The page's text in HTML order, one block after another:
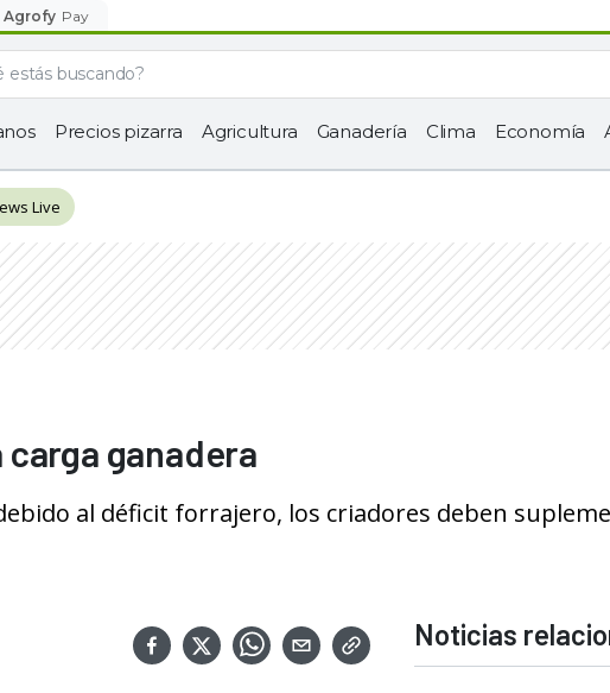
Agrofy Pay
Precios pizarra Agricultura Ganadería Clima Economía
Live
ganadera
al déficit forrajero, los criadores deben
Noticias